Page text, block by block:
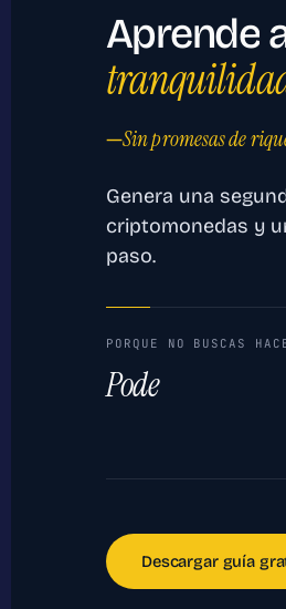
Aprende
—Sin promesas de
Genera una
criptomonedas y
paso.
PORQUE NO BUSCAS
Poder pasar
Descargar guía